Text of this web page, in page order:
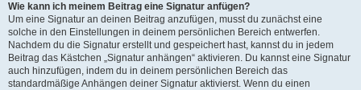
Wie kann ich meinem Beitrag eine Signatur anfügen?
Um eine Signatur an deinen Beitrag anzufügen, musst du zunächst eine
solche in den Einstellungen in deinem persönlichen Bereich entwerfen.
Nachdem du die Signatur erstellt und gespeichert hast, kannst du in jedem
Beitrag das Kästchen „Signatur anhängen“ aktivieren. Du kannst eine Signatur
auch hinzufügen, indem du in deinem persönlichen Bereich das
standardmäßige Anhängen deiner Signatur aktivierst. Wenn du einen